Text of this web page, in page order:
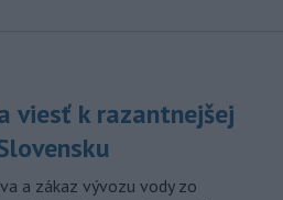
viesť k razantnejšej
a zákaz vývozu vody zo